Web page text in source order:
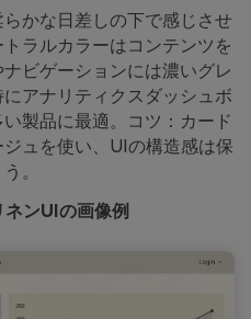
かな日差しの下で感じさせ
ラルカラーはコンテンツを
ビゲーションには濃いグレ
アナリティクスダッシュボ
製品に最適。コツ：カード
ュを使い、UIの構造感は保
。
ンUIの画像例